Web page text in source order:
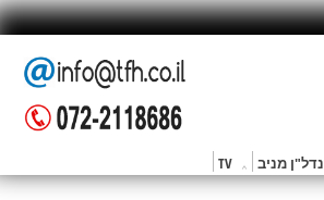
נדל"ן מניב TV